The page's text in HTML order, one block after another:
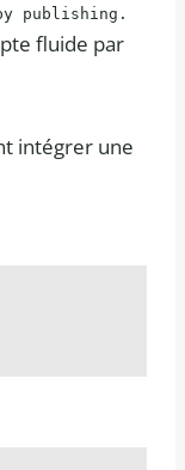
publishing.
fluide par
intégrer une